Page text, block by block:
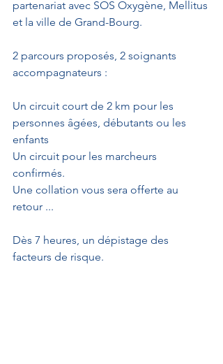
partenariat avec SOS Oxygène, Mellitus
et la ville de Grand-Bourg.
2 parcours proposés, 2 soignants
accompagnateurs :
Un circuit court de 2 km pour les
personnes âgées, débutants ou les
enfants
Un circuit pour les marcheurs
confirmés.
Une collation vous sera offerte au
retour ...
Dès 7 heures, un dépistage des
facteurs de risque.